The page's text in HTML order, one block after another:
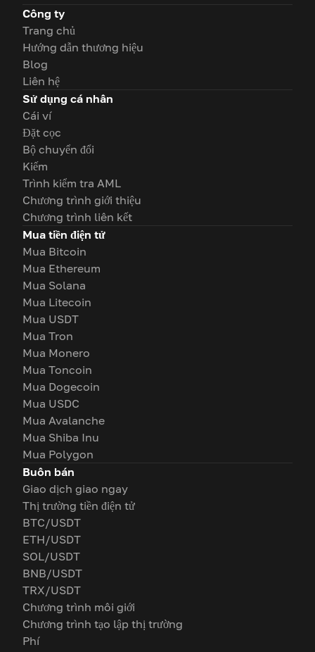
Công ty
Trang chủ
Hướng dẫn thương hiệu
Blog
Liên hệ
Sử dụng cá nhân
Cái ví
Đặt cọc
Bộ chuyển đổi
Kiếm
Trình kiểm tra AML
Chương trình giới thiệu
Chương trình liên kết
Mua tiền điện tử
Mua Bitcoin
Mua Ethereum
Mua Solana
Mua Litecoin
Mua USDT
Mua Tron
Mua Monero
Mua Toncoin
Mua Dogecoin
Mua USDC
Mua Avalanche
Mua Shiba Inu
Mua Polygon
Buôn bán
Giao dịch giao ngay
Thị trường tiền điện tử
BTC/USDT
ETH/USDT
SOL/USDT
BNB/USDT
TRX/USDT
Chương trình môi giới
Chương trình tạo lập thị trường
Phí